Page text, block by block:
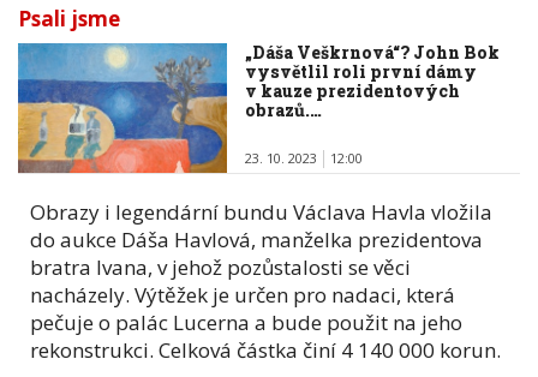
Psali jsme
„Dáša Veškrnová“? John Bok
vysvětlil roli první dámy
v kauze prezidentových
obrazů.…
23. 10. 2023 12:00
Obrazy i legendární bundu Václava Havla vložila
do aukce Dáša Havlová, manželka prezidentova
bratra Ivana, v jehož pozůstalosti se věci
nacházely. Výtěžek je určen pro nadaci, která
pečuje o palác Lucerna a bude použit na jeho
rekonstrukci. Celková částka činí 4 140 000 korun.